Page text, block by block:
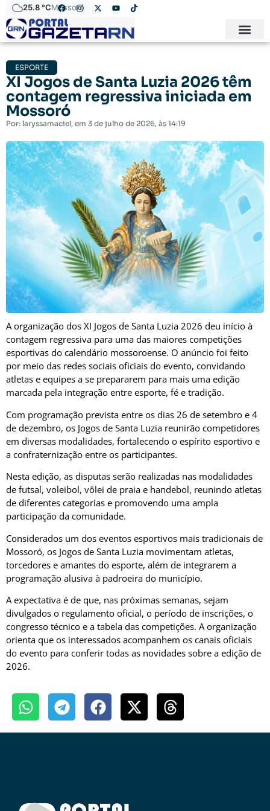
25.8 °CMossoró
ESPORTE
XI Jogos de Santa Luzia 2026 têm
contagem regressiva iniciada em
Mossoró
Por: laryssamaciel, em 3 de julho de 2026, às 14:19
A organização dos XI Jogos de Santa Luzia 2026 deu início à
contagem regressiva para uma das maiores competições
esportivas do calendário mossoroense. O anúncio foi feito
por meio das redes sociais oficiais do evento, convidando
atletas e equipes a se prepararem para mais uma edição
marcada pela integração entre esporte, fé e tradição.
Com programação prevista entre os dias 26 de setembro e 4
de dezembro, os Jogos de Santa Luzia reunirão competidores
em diversas modalidades, fortalecendo o espírito esportivo e
a confraternização entre os participantes.
Nesta edição, as disputas serão realizadas nas modalidades
de futsal, voleibol, vôlei de praia e handebol, reunindo atletas
de diferentes categorias e promovendo uma ampla
participação da comunidade.
Considerados um dos eventos esportivos mais tradicionais de
Mossoró, os Jogos de Santa Luzia movimentam atletas,
torcedores e amantes do esporte, além de integrarem a
programação alusiva à padroeira do município.
A expectativa é de que, nas próximas semanas, sejam
divulgados o regulamento oficial, o período de inscrições, o
congresso técnico e a tabela das competições. A organização
orienta que os interessados acompanhem os canais oficiais
do evento para conferir todas as novidades sobre a edição de
2026.